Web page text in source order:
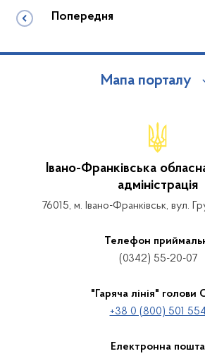
Попередня
Мапа порталу
Івано-Франківська
адміністрація
76015, м. Івано-Франківськ, вул.
Телефон
(0342) 55-20-07
"Гаряча лінія"
+38 0 (800) 501 554
Електронна пошта